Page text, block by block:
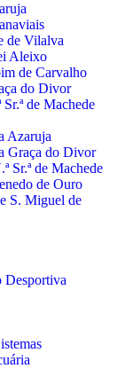
de Vilalva
Aleixo
de Carvalho
do Divor
de Machede
Azaruja
Graça do Divor
Sr.ª de Machede
de Ouro
S. Miguel de
Desportiva